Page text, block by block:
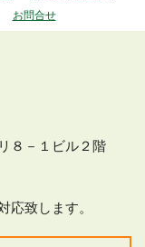
お問合せ
８－１ビル２階
応致します。